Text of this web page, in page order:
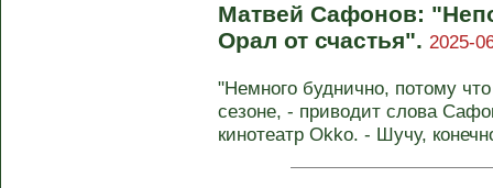
Матвей Сафонов:
Орал от счастья". 2025-
"Немного буднично, потому
сезоне, - приводит слова
кинотеатр Okko. - Шучу,